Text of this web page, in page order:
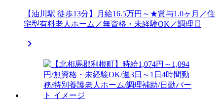
【油川駅 徒歩13分】月給16.5万円～★賞与1.0ヶ月／住
宅型有料老人ホーム／無資格・未経験OK／調理員
